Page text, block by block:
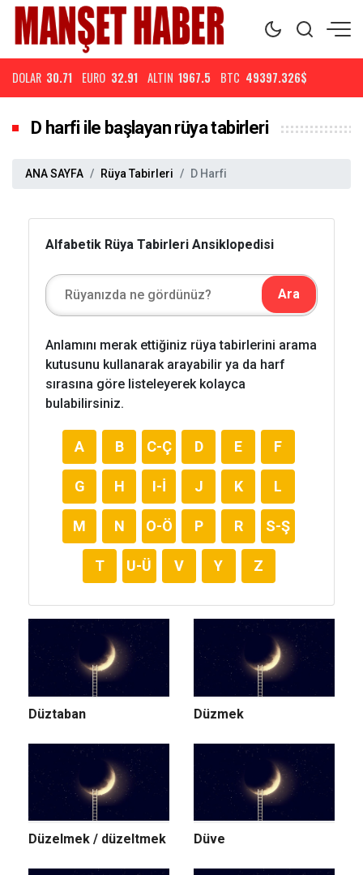
DOLAR 30.71 EURO 32.91 ALTIN 1967.5 BTC 49397.326$
D harfi ile başlayan rüya tabirleri
ANA SAYFA Rüya Tabirleri D Harfi
Alfabetik Rüya Tabirleri Ansiklopedisi
Anlamını merak ettiğiniz rüya tabirlerini arama
kutusunu kullanarak arayabilir ya da harf
sırasına göre listeleyerek kolayca
bulabilirsiniz.
A B C-Ç D E F
G H I-İ J K L
M N O-Ö P R S-Ş
T U-Ü V Y Z
Düztaban Düzmek
Düzelmek / düzeltmek Düve